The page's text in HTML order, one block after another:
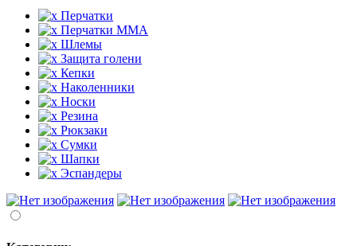
Перчатки
Перчатки MMA
Шлемы
Защита голени
Кепки
Наколенники
Носки
Резина
Рюкзаки
Сумки
Шапки
Эспандеры